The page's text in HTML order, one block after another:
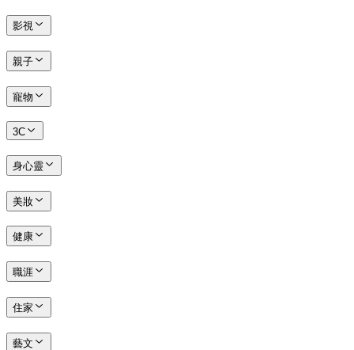
影視
親子
寵物
3C
身心靈
美妝
健康
職涯
住家
藝文